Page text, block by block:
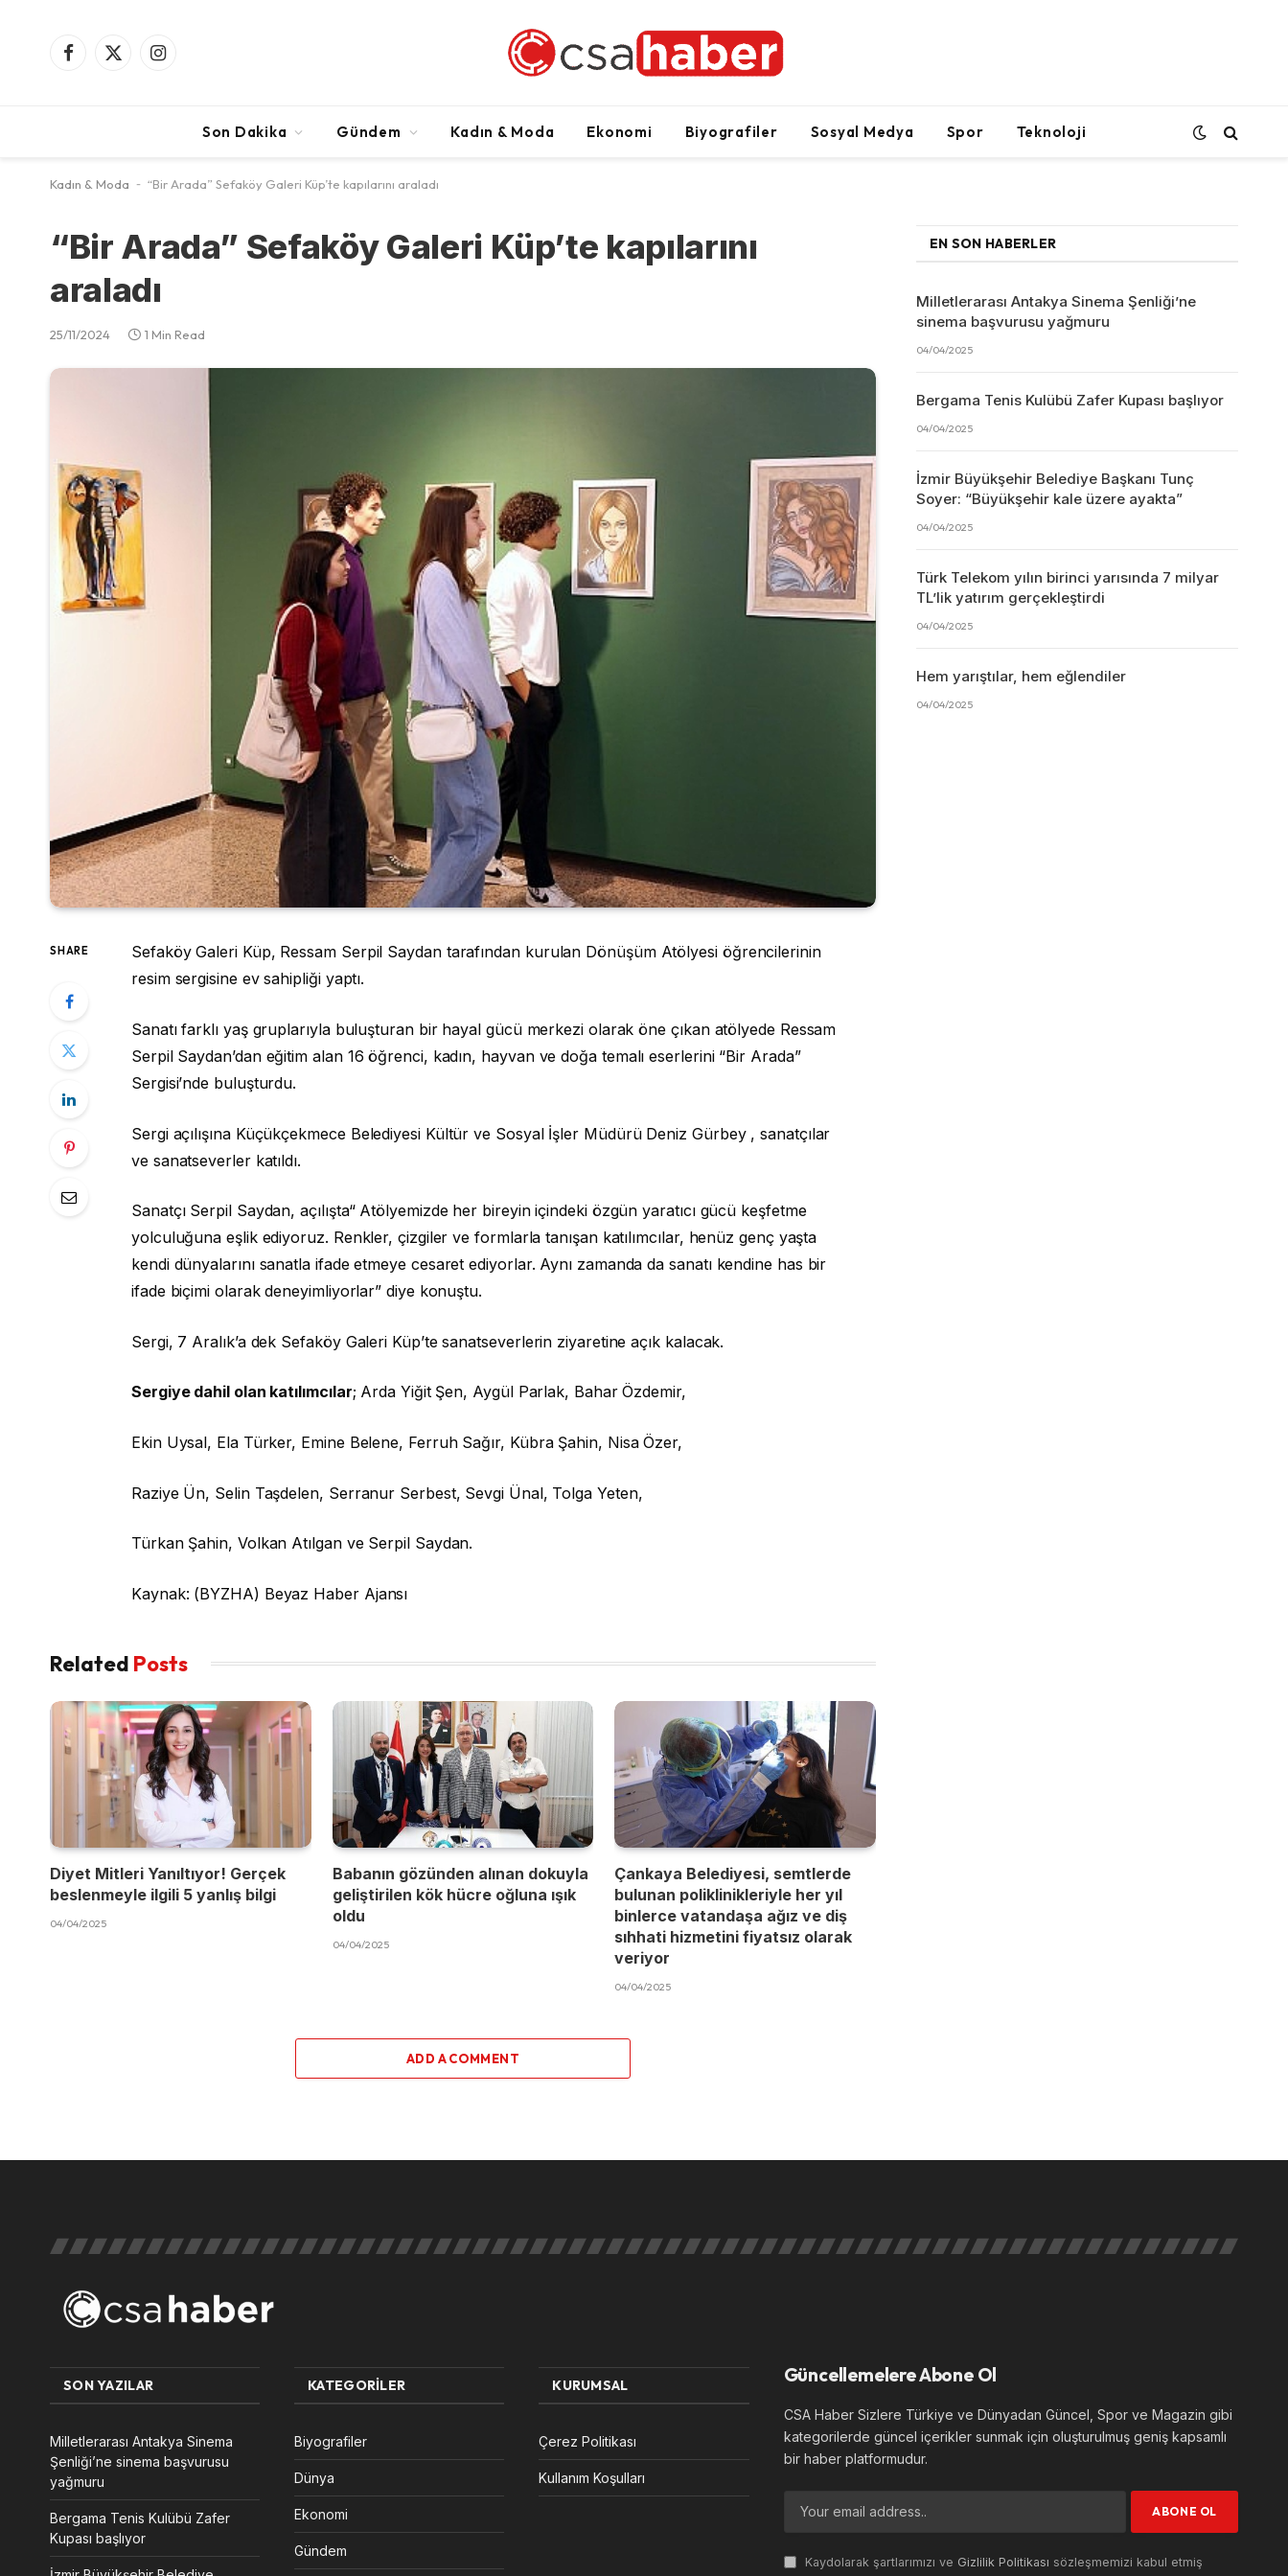
Facebook
X
Instagram
Son Dakika Gündem Kadın & Moda Ekonomi Biyografiler Sosyal Medya Spor Teknoloji
Kadın & Moda - “Bir Arada” Sefaköy Galeri Küp’te kapılarını araladı
“Bir Arada” Sefaköy Galeri Küp’te kapılarını
araladı
25/11/2024 1 Min Read
SHARE
Sefaköy Galeri Küp, Ressam Serpil Saydan tarafından kurulan Dönüşüm Atölyesi öğrencilerinin
resim sergisine ev sahipliği yaptı.
Sanatı farklı yaş gruplarıyla buluşturan bir hayal gücü merkezi olarak öne çıkan atölyede Ressam
Serpil Saydan’dan eğitim alan 16 öğrenci, kadın, hayvan ve doğa temalı eserlerini “Bir Arada”
Sergisi’nde buluşturdu.
Sergi açılışına Küçükçekmece Belediyesi Kültür ve Sosyal İşler Müdürü Deniz Gürbey , sanatçılar
ve sanatseverler katıldı.
Sanatçı Serpil Saydan, açılışta“ Atölyemizde her bireyin içindeki özgün yaratıcı gücü keşfetme
yolculuğuna eşlik ediyoruz. Renkler, çizgiler ve formlarla tanışan katılımcılar, henüz genç yaşta
kendi dünyalarını sanatla ifade etmeye cesaret ediyorlar. Aynı zamanda da sanatı kendine has bir
ifade biçimi olarak deneyimliyorlar” diye konuştu.
Sergi, 7 Aralık’a dek Sefaköy Galeri Küp’te sanatseverlerin ziyaretine açık kalacak.
Sergiye dahil olan katılımcılar; Arda Yiğit Şen, Aygül Parlak, Bahar Özdemir,
Ekin Uysal, Ela Türker, Emine Belene, Ferruh Sağır, Kübra Şahin, Nisa Özer,
Raziye Ün, Selin Taşdelen, Serranur Serbest, Sevgi Ünal, Tolga Yeten,
Türkan Şahin, Volkan Atılgan ve Serpil Saydan.
Kaynak: (BYZHA) Beyaz Haber Ajansı
Related Posts
Diyet Mitleri Yanıltıyor! Gerçek
beslenmeyle ilgili 5 yanlış bilgi
04/04/2025
Babanın gözünden alınan dokuyla
geliştirilen kök hücre oğluna ışık
oldu
04/04/2025
Çankaya Belediyesi, semtlerde
bulunan poliklinikleriyle her yıl
binlerce vatandaşa ağız ve diş
sıhhati hizmetini fiyatsız olarak
veriyor
04/04/2025
ADD A COMMENT
EN SON HABERLER
Milletlerarası Antakya Sinema Şenliği’ne
sinema başvurusu yağmuru
04/04/2025
Bergama Tenis Kulübü Zafer Kupası başlıyor
04/04/2025
İzmir Büyükşehir Belediye Başkanı Tunç
Soyer: “Büyükşehir kale üzere ayakta”
04/04/2025
Türk Telekom yılın birinci yarısında 7 milyar
TL’lik yatırım gerçekleştirdi
04/04/2025
Hem yarıştılar, hem eğlendiler
04/04/2025
SON YAZILAR
Milletlerarası Antakya Sinema
Şenliği’ne sinema başvurusu
yağmuru
Bergama Tenis Kulübü Zafer
Kupası başlıyor
KATEGORILER
Biyografiler
Dünya
Ekonomi
Gündem
KURUMSAL
Çerez Politikası
Kullanım Koşulları
Güncellemelere Abone Ol
CSA Haber Sizlere Türkiye ve Dünyadan Güncel, Spor ve Magazin gibi
kategorilerde güncel içerikler sunmak için oluşturulmuş geniş kapsamlı
bir haber platformudur.
Kaydolarak şartlarımızı ve Gizlilik Politikası sözleşmemizi kabul etmiş